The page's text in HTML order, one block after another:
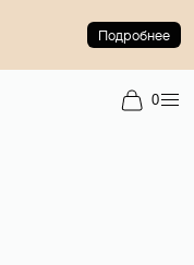
Подробнее
0